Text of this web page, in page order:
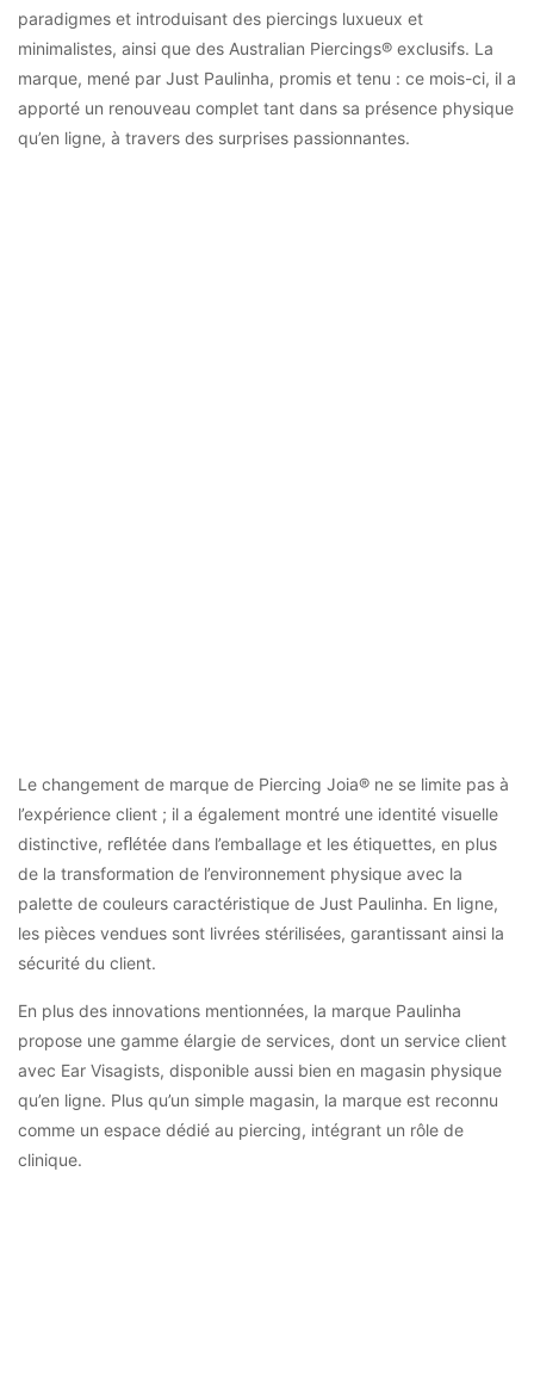
paradigmes et introduisant des piercings luxueux et
minimalistes, ainsi que des Australian Piercings® exclusifs. La
marque, mené par Just Paulinha, promis et tenu : ce mois-ci, il a
apporté un renouveau complet tant dans sa présence physique
qu’en ligne, à travers des surprises passionnantes.
Le changement de marque de Piercing Joia® ne se limite pas à
l’expérience client ; il a également montré une identité visuelle
distinctive, reﬂétée dans l’emballage et les étiquettes, en plus
de la transformation de l’environnement physique avec la
palette de couleurs caractéristique de Just Paulinha. En ligne,
les pièces vendues sont livrées stérilisées, garantissant ainsi la
sécurité du client.
En plus des innovations mentionnées, la marque Paulinha
propose une gamme élargie de services, dont un service client
avec Ear Visagists, disponible aussi bien en magasin physique
qu’en ligne. Plus qu’un simple magasin, la marque est reconnu
comme un espace dédié au piercing, intégrant un rôle de
clinique.